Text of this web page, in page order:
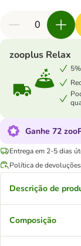
zooplus Relax
Ganhe 72
Entrega em 2-5 dias
Política de devoluções
Descrição de
Composição